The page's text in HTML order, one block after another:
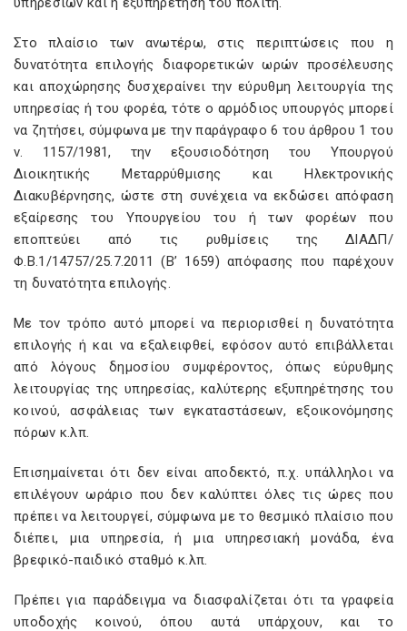
Στο πλαίσιο των ανωτέρω, στις περιπτώσεις που η
δυνατότητα επιλογής διαφορετικών ωρών προσέλευσης
και αποχώρησης δυσχεραίνει την εύρυθμη λειτουργία της
υπηρεσίας ή του φορέα, τότε ο αρμόδιος υπουργός μπορεί
να ζητήσει, σύμφωνα με την παράγραφο 6 του άρθρου 1 του
ν. 1157/1981, την εξουσιοδότηση του Υπουργού
Διοικητικής Μεταρρύθμισης και Ηλεκτρονικής
Διακυβέρνησης, ώστε στη συνέχεια να εκδώσει απόφαση
εξαίρεσης του Υπουργείου του ή των φορέων που
εποπτεύει από τις ρυθμίσεις της ΔΙΑΔΠ/
Φ.Β.1/14757/25.7.2011 (Β’ 1659) απόφασης που παρέχουν
τη δυνατότητα επιλογής.
Με τον τρόπο αυτό μπορεί να περιορισθεί η δυνατότητα
επιλογής ή και να εξαλειφθεί, εφόσον αυτό επιβάλλεται
από λόγους δημοσίου συμφέροντος, όπως εύρυθμης
λειτουργίας της υπηρεσίας, καλύτερης εξυπηρέτησης του
κοινού, ασφάλειας των εγκαταστάσεων, εξοικονόμησης
πόρων κ.λπ.
Επισημαίνεται ότι δεν είναι αποδεκτό, π.χ. υπάλληλοι να
επιλέγουν ωράριο που δεν καλύπτει όλες τις ώρες που
πρέπει να λειτουργεί, σύμφωνα με το θεσμικό πλαίσιο που
διέπει, μια υπηρεσία, ή μια υπηρεσιακή μονάδα, ένα
βρεφικό-παιδικό σταθμό κ.λπ.
Πρέπει για παράδειγμα να διασφαλίζεται ότι τα γραφεία
υποδοχής κοινού, όπου αυτά υπάρχουν, και το